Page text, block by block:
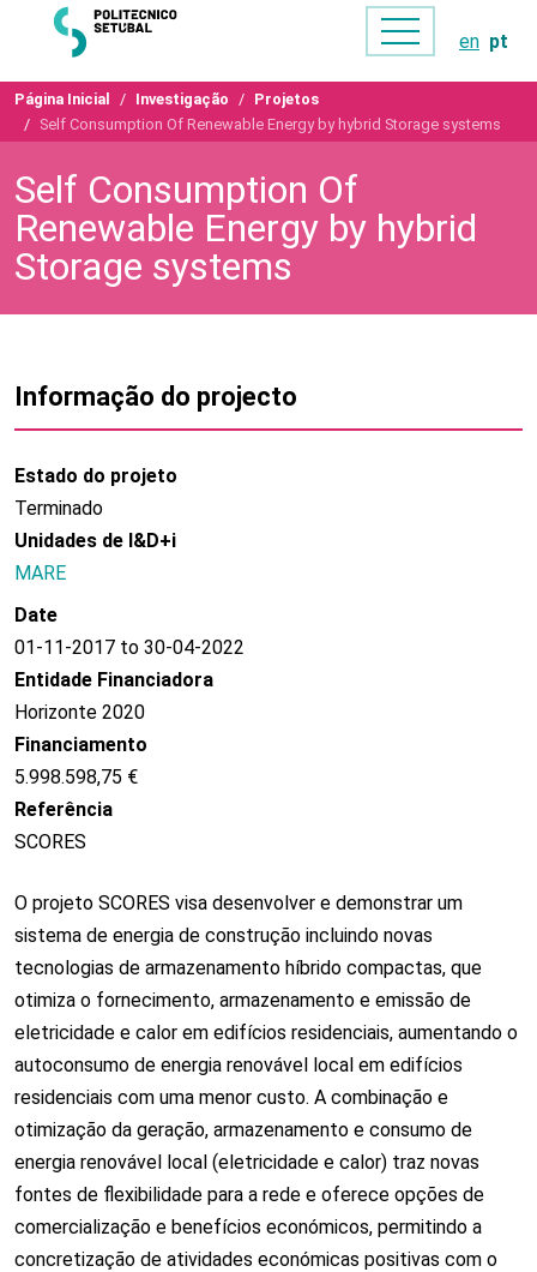
en pt
Página Inicial Investigação
Projetos
Self Consumption Of Renewable Energy by hybrid Storage systems
Self Consumption Of
Renewable Energy by hybrid
Storage systems
Informação do projecto
Estado do projeto
Terminado
Unidades de I&D+i
MARE
Date
01-11-2017 to 30-04-2022
Entidade Financiadora
Horizonte 2020
Financiamento
5.998.598,75 €
Referência
SCORES
O projeto SCORES visa desenvolver e demonstrar um
sistema de energia de construção incluindo novas
tecnologias de armazenamento híbrido compactas, que
otimiza o fornecimento, armazenamento e emissão de
eletricidade e calor em edifícios residenciais, aumentando o
autoconsumo de energia renovável local em edifícios
residenciais com uma menor custo. A combinação e
otimização da geração, armazenamento e consumo de
energia renovável local (eletricidade e calor) traz novas
fontes de flexibilidade para a rede e oferece opções de
comercialização e benefícios económicos, permitindo a
concretização de atividades económicas positivas com o